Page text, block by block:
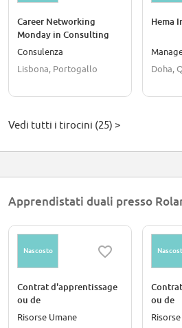
Career Networking
Monday in Consulting
Consulenza
Lisbona, Portogallo
Hema
Doha,
Vedi tutti i tirocini (25) >
Apprendistati duali presso
Nascosto
Contrat d'apprentissage
ou de
professionnalisation
Risorse Umane
ou de